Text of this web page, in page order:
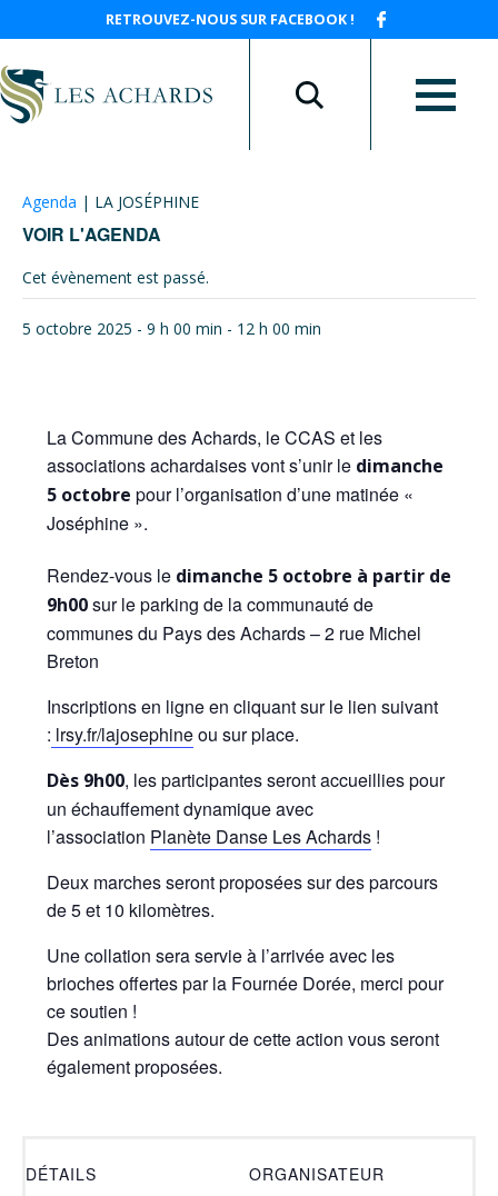
RETROUVEZ-NOUS SUR FACEBOOK !
Agenda | LA JOSÉPHINE
VOIR L'AGENDA
Cet évènement est passé.
5 octobre 2025 - 9 h 00 min - 12 h 00 min
La Commune des Achards, le CCAS et les
associations achardaises vont s’unir le dimanche
5 octobre pour l’organisation d’une matinée «
Joséphine ».
Rendez-vous le dimanche 5 octobre à partir de
9h00sur le parking de la communauté de
communes du Pays des Achards – 2 rue Michel
Breton
Inscriptions en ligne en cliquant sur le lien suivant
: lrsy.fr/lajosephineou sur place.
Dès 9h00, les participantes seront accueillies pour
un échauffement dynamique avec
l’association Planète Danse Les Achards !
Deux marches seront proposées sur des parcours
de 5 et 10 kilomètres.
Une collation sera servie à l’arrivée avec les
brioches offertes par la Fournée Dorée, merci pour
ce soutien !
Des animations autour de cette action vous seront
également proposées.
DÉTAILS
ORGANISATEUR